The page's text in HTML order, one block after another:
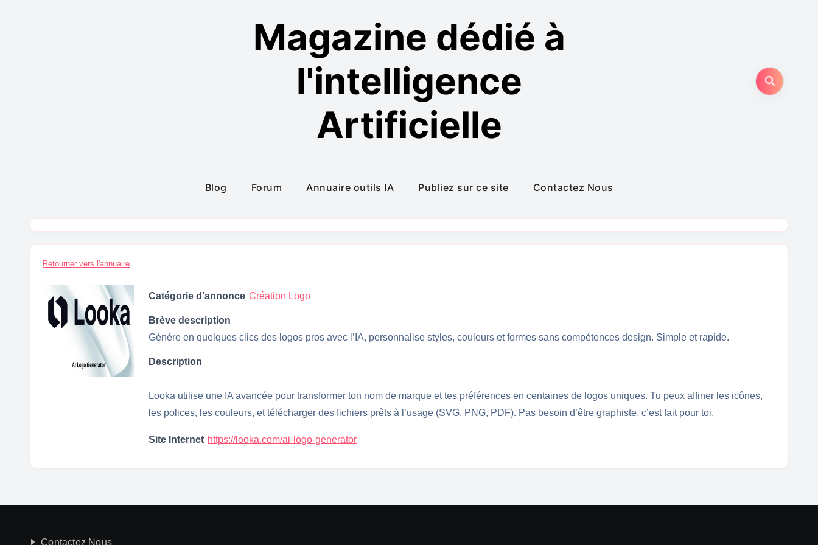
Magazine dédié à
l'intelligence
Artificielle
Blog Forum Annuaire outils IA Publiez sur ce site Contactez Nous
Retourner vers l'annuaire
Catégorie d'annonce Création Logo
Brève description
Génère en quelques clics des logos pros avec l’IA, personnalise styles, couleurs et formes sans compétences design. Simple et rapide.
Description
Looka utilise une IA avancée pour transformer ton nom de marque et tes préférences en centaines de logos uniques. Tu peux affiner les icônes,
les polices, les couleurs, et télécharger des fichiers prêts à l’usage (SVG, PNG, PDF). Pas besoin d’être graphiste, c’est fait pour toi.
Site Internet https://looka.com/ai-logo-generator
Contactez Nous